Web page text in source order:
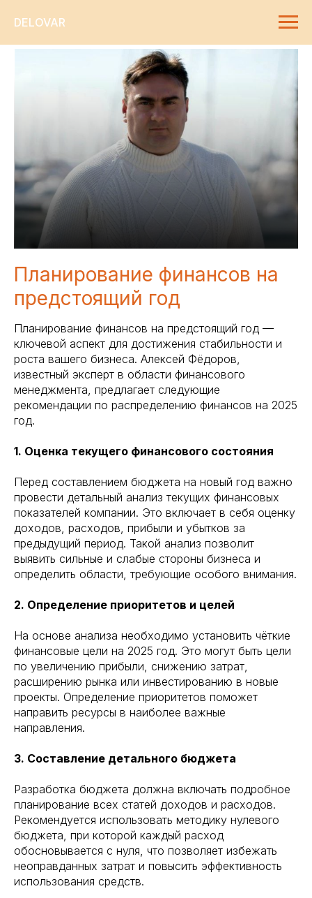
DELOVAR
Планирование финансов на
предстоящий год
Планирование финансов на предстоящий год —
ключевой аспект для достижения стабильности и
роста вашего бизнеса. Алексей Фёдоров,
известный эксперт в области финансового
менеджмента, предлагает следующие
рекомендации по распределению финансов на 2025
год.
1. Оценка текущего финансового состояния
Перед составлением бюджета на новый год важно
провести детальный анализ текущих финансовых
показателей компании. Это включает в себя оценку
доходов, расходов, прибыли и убытков за
предыдущий период. Такой анализ позволит
выявить сильные и слабые стороны бизнеса и
определить области, требующие особого внимания.
2. Определение приоритетов и целей
На основе анализа необходимо установить чёткие
финансовые цели на 2025 год. Это могут быть цели
по увеличению прибыли, снижению затрат,
расширению рынка или инвестированию в новые
проекты. Определение приоритетов поможет
направить ресурсы в наиболее важные
направления.
3. Составление детального бюджета
Разработка бюджета должна включать подробное
планирование всех статей доходов и расходов.
Рекомендуется использовать методику нулевого
бюджета, при которой каждый расход
обосновывается с нуля, что позволяет избежать
неоправданных затрат и повысить эффективность
использования средств.